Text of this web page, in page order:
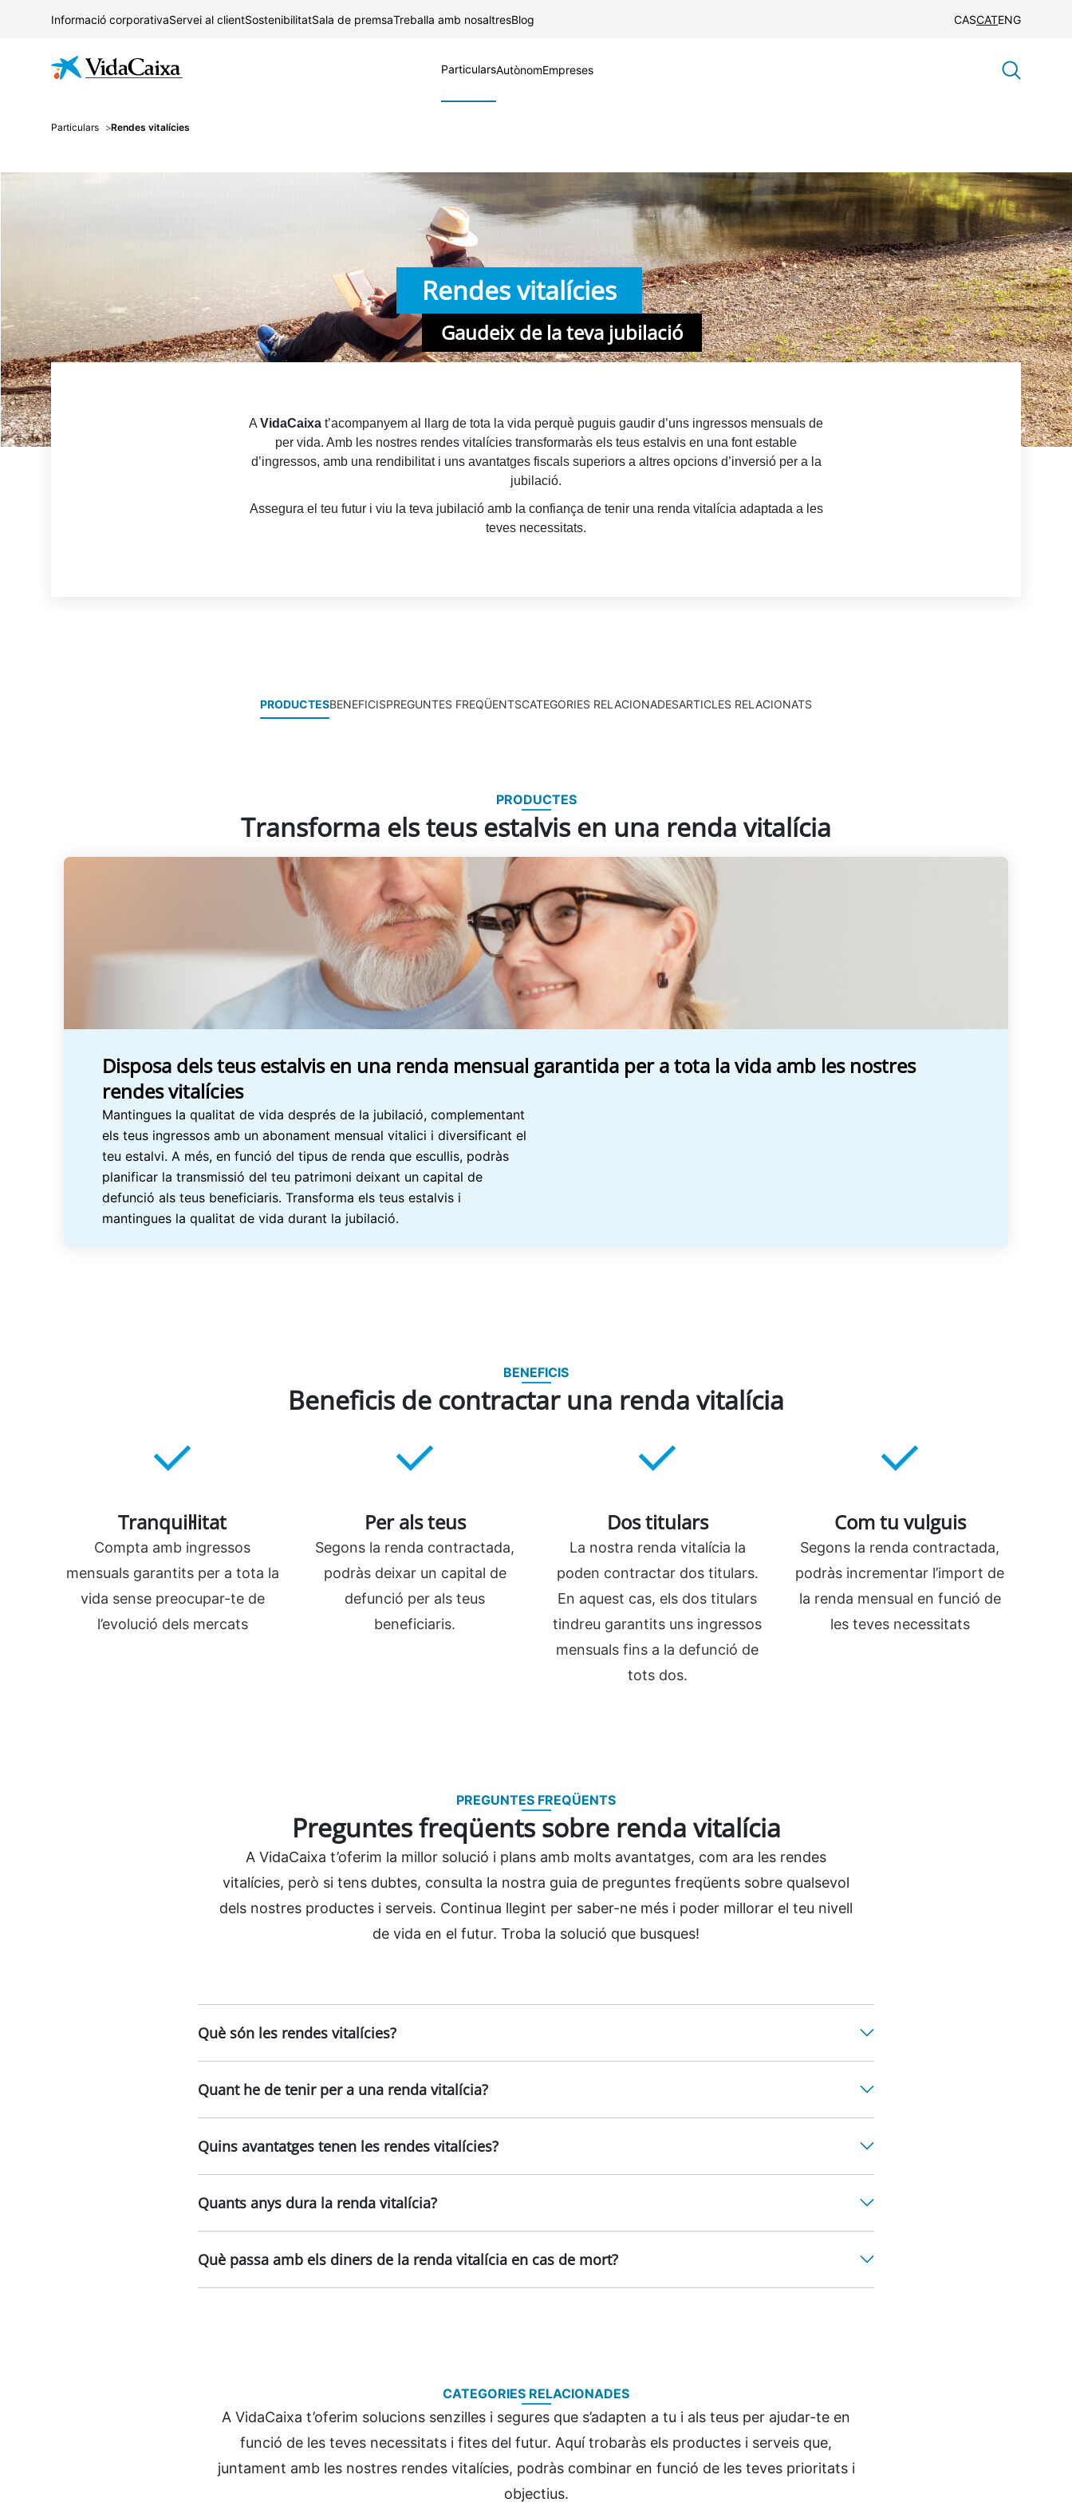
Salta al contingut principal
Informació corporativaServei al clientSostenibilitatSala de premsaTreballa amb nosaltresBlog CASCATENG
ParticularsAutònomEmpreses
Particulars Rendes vitalícies
Rendes vitalícies
Gaudeix de la teva jubilació
A VidaCaixa t’acompanyem al llarg de tota la vida perquè puguis gaudir d’uns ingressos mensuals de
per vida. Amb les nostres rendes vitalícies transformaràs els teus estalvis en una font estable
d’ingressos, amb una rendibilitat i uns avantatges fiscals superiors a altres opcions d’inversió per a la
jubilació.
Assegura el teu futur i viu la teva jubilació amb la confiança de tenir una renda vitalícia adaptada a les
teves necessitats.
PRODUCTESBENEFICISPREGUNTES FREQÜENTSCATEGORIES RELACIONADESARTICLES RELACIONATS
PRODUCTES
Transforma els teus estalvis en una renda vitalícia
Disposa dels teus estalvis en una renda mensual garantida per a tota la vida amb les nostres
rendes vitalícies
Mantingues la qualitat de vida després de la jubilació, complementant
els teus ingressos amb un abonament mensual vitalici i diversificant el
teu estalvi. A més, en funció del tipus de renda que escullis, podràs
planificar la transmissió del teu patrimoni deixant un capital de
defunció als teus beneficiaris. Transforma els teus estalvis i
mantingues la qualitat de vida durant la jubilació.
BENEFICIS
Beneficis de contractar una renda vitalícia
Tranquil·litat
Compta amb ingressos
mensuals garantits per a tota la
vida sense preocupar-te de
l’evolució dels mercats
Per als teus
Segons la renda contractada,
podràs deixar un capital de
defunció per als teus
beneficiaris.
Dos titulars
La nostra renda vitalícia la
poden contractar dos titulars.
En aquest cas, els dos titulars
tindreu garantits uns ingressos
mensuals fins a la defunció de
tots dos.
Com tu vulguis
Segons la renda contractada,
podràs incrementar l’import de
la renda mensual en funció de
les teves necessitats
PREGUNTES FREQÜENTS
Preguntes freqüents sobre renda vitalícia
A VidaCaixa t’oferim la millor solució i plans amb molts avantatges, com ara les rendes
vitalícies, però si tens dubtes, consulta la nostra guia de preguntes freqüents sobre qualsevol
dels nostres productes i serveis. Continua llegint per saber-ne més i poder millorar el teu nivell
de vida en el futur. Troba la solució que busques!
Què són les rendes vitalícies?
Quant he de tenir per a una renda vitalícia?
Quins avantatges tenen les rendes vitalícies?
Quants anys dura la renda vitalícia?
Què passa amb els diners de la renda vitalícia en cas de mort?
CATEGORIES RELACIONADES
A VidaCaixa t’oferim solucions senzilles i segures que s’adapten a tu i als teus per ajudar-te en
funció de les teves necessitats i fites del futur. Aquí trobaràs els productes i serveis que,
juntament amb les nostres rendes vitalícies, podràs combinar en funció de les teves prioritats i
objectius.